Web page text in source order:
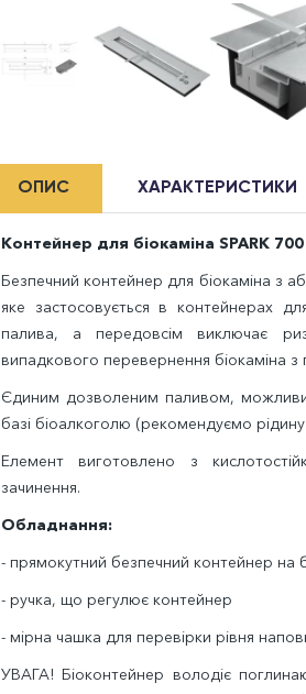
ОПИС ХАРАКТЕРИСТИКИ
Контейнер для біокаміна SPARK
Безпечний контейнер для біокаміна з
яке застосовується в контейнерах
палива, а передовсім виключає
випадкового перевернення біокаміна
Єдиним дозволеним паливом,
базі біоалкоголю (рекомендуємо рідину
Елемент виготовлено з
зачинення.
Обладнання:
- прямокутний безпечний контейнер
- ручка, що регулює контейнер
- мірна чашка для перевірки рівня
УВАГА! Біоконтейнер володіє